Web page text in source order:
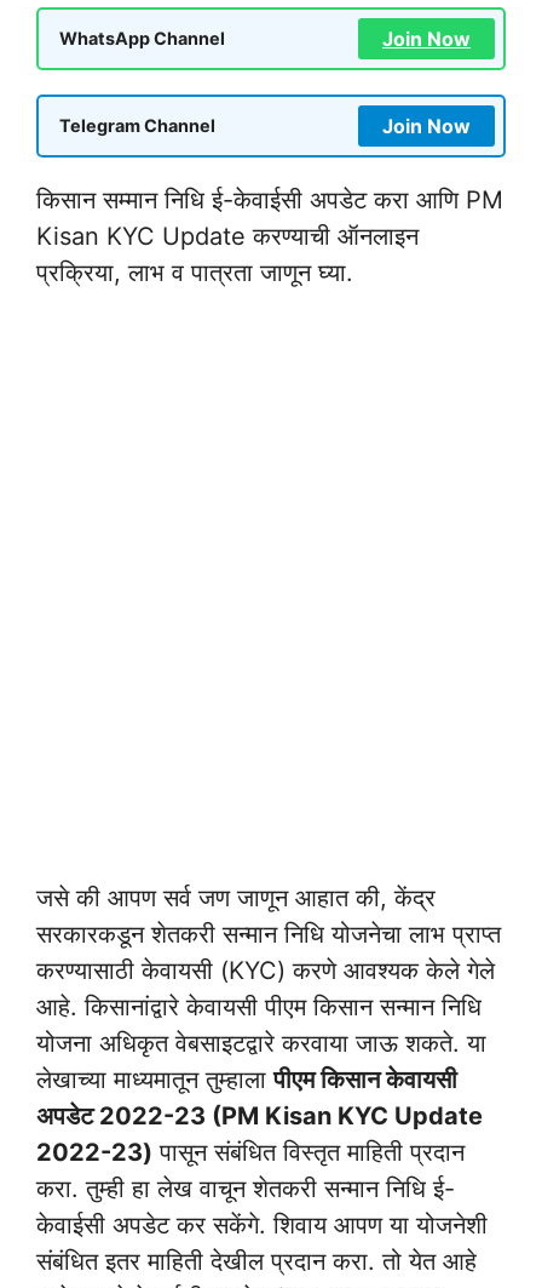
WhatsApp Channel Join Now
Telegram Channel Join Now
किसान सम्मान निधि ई-केवाईसी अपडेट करा आणि PM
Kisan KYC Update करण्याची ऑनलाइन
प्रक्रिया, लाभ व पात्रता जाणून घ्या.
जसे की आपण सर्व जण जाणून आहात की, केंद्र
सरकारकडून शेतकरी सन्मान निधि योजनेचा लाभ प्राप्त
करण्यासाठी केवायसी (KYC) करणे आवश्यक केले गेले
आहे. किसानांद्वारे केवायसी पीएम किसान सन्मान निधि
योजना अधिकृत वेबसाइटद्वारे करवाया जाऊ शकते. या
लेखाच्या माध्यमातून तुम्हालापीएम किसान केवायसी
अपडेट 2022-23 (PM Kisan KYC Update
2022-23) पासून संबंधित विस्तृत माहिती प्रदान
करा. तुम्ही हा लेख वाचून शेतकरी सन्मान निधि ई-
केवाईसी अपडेट कर सकेंगे. शिवाय आपण या योजनेशी
संबंधित इतर माहिती देखील प्रदान करा. तो येत आहे